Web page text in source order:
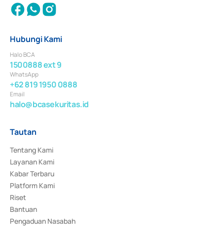
Hubungi Kami
Halo BCA
1500888 ext 9
WhatsApp
+62 819 1950 0888
Email
halo@bcasekuritas.id
Tautan
Tentang Kami
Layanan Kami
Kabar Terbaru
Platform Kami
Riset
Bantuan
Pengaduan Nasabah